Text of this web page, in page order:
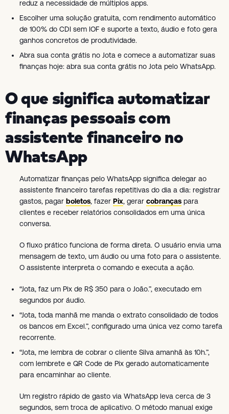
reduz a necessidade de múltiplos apps.
Escolher uma solução gratuita, com rendimento automático
de 100% do CDI sem IOF e suporte a texto, áudio e foto gera
ganhos concretos de produtividade.
Abra sua conta grátis no Jota e comece a automatizar suas
finanças hoje: abra sua conta grátis no Jota pelo WhatsApp.
O que significa automatizar
finanças pessoais com
assistente financeiro no
WhatsApp
Automatizar finanças pelo WhatsApp significa delegar ao
assistente financeiro tarefas repetitivas do dia a dia: registrar
gastos, pagar boletos, fazer Pix, gerar cobranças para
clientes e receber relatórios consolidados em uma única
conversa.
O fluxo prático funciona de forma direta. O usuário envia uma
mensagem de texto, um áudio ou uma foto para o assistente.
O assistente interpreta o comando e executa a ação.
“Jota, faz um Pix de R$ 350 para o João.”, executado em
segundos por áudio.
“Jota, toda manhã me manda o extrato consolidado de todos
os bancos em Excel.”, configurado uma única vez como tarefa
recorrente.
“Jota, me lembra de cobrar o cliente Silva amanhã às 10h.”,
com lembrete e QR Code de Pix gerado automaticamente
para encaminhar ao cliente.
Um registro rápido de gasto via WhatsApp leva cerca de 3
segundos, sem troca de aplicativo. O método manual exige